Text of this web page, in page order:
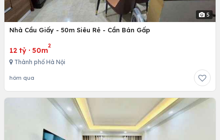
5
Nhà Cầu Giấy - 50m Siêu Rẻ - Cần Bán Gấp
12 tỷ · 50m
2
Thành phố Hà Nội
hôm qua